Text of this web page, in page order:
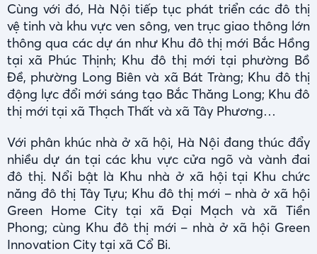
Cùng với đó, Hà Nội tiếp tục phát triển các đô thị
vệ tinh và khu vực ven sông, ven trục giao thông lớn
thông qua các dự án như Khu đô thị mới Bắc Hồng
tại xã Phúc Thịnh; Khu đô thị mới tại phường Bồ
Đề, phường Long Biên và xã Bát Tràng; Khu đô thị
động lực đổi mới sáng tạo Bắc Thăng Long; Khu đô
thị mới tại xã Thạch Thất và xã Tây Phương…
Với phân khúc nhà ở xã hội, Hà Nội đang thúc đẩy
nhiều dự án tại các khu vực cửa ngõ và vành đai
đô thị. Nổi bật là Khu nhà ở xã hội tại Khu chức
năng đô thị Tây Tựu; Khu đô thị mới – nhà ở xã hội
Green Home City tại xã Đại Mạch và xã Tiền
Phong; cùng Khu đô thị mới – nhà ở xã hội Green
Innovation City tại xã Cổ Bi.